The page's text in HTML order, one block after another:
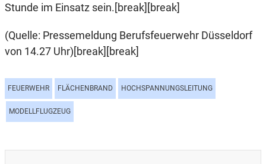
Stunde im Einsatz sein.[break][break]
(Quelle: Pressemeldung Berufsfeuerwehr Düsseldorf
von 14.27 Uhr)[break][break]
FEUERWEHR FLÄCHENBRAND HOCHSPANNUNGSLEITUNG
MODELLFLUGZEUG